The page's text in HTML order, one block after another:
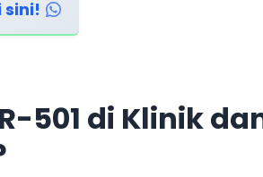
sini!
501 di Klinik